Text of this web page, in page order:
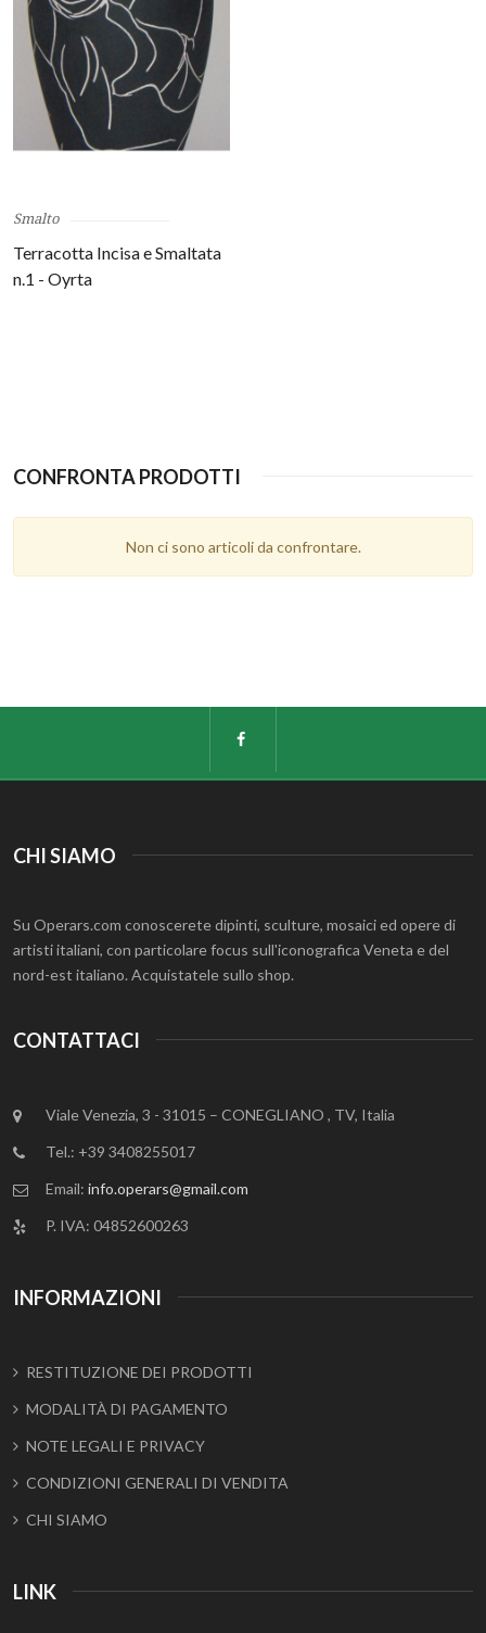
Smalto
Terracotta Incisa e Smaltata
n.1 - Oyrta
CONFRONTA PRODOTTI
Non ci sono articoli da confrontare.
CHI SIAMO
Su Operars.com conoscerete dipinti, sculture, mosaici ed opere di
artisti italiani, con particolare focus sull'iconografica Veneta e del
nord-est italiano. Acquistatele sullo shop.
CONTATTACI
Viale Venezia, 3 - 31015 – CONEGLIANO , TV, Italia
Tel.: +39 3408255017
Email: info.operars@gmail.com
P. IVA: 04852600263
INFORMAZIONI
RESTITUZIONE DEI PRODOTTI
MODALITÀ DI PAGAMENTO
NOTE LEGALI E PRIVACY
CONDIZIONI GENERALI DI VENDITA
CHI SIAMO
LINK